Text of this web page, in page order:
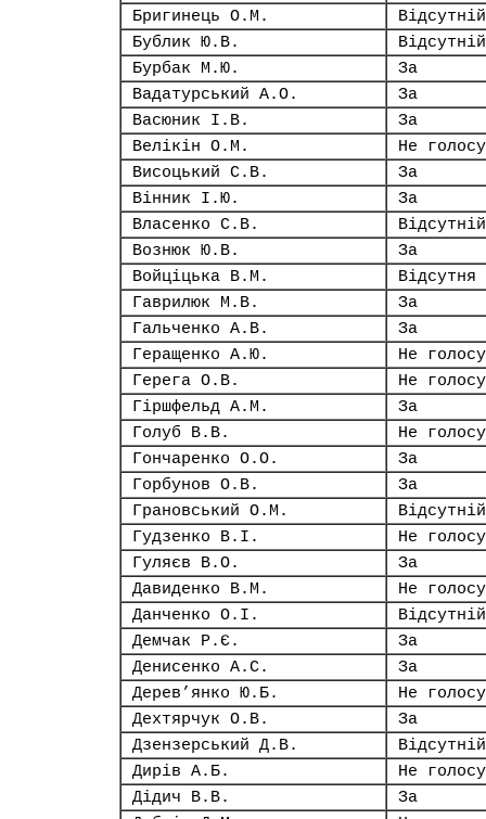
Бригинець О.М.
Відсутній
Бублик Ю.В.
Відсутній
Бурбак М.Ю.
За
Вадатурський А.О.
За
Васюник І.В.
За
Велікін О.М.
Не
Висоцький С.В.
За
Вінник І.Ю.
За
Власенко С.В.
Відсутній
Вознюк Ю.В.
За
Войціцька В.М.
Відсутня
Гаврилюк М.В.
За
Гальченко А.В.
За
Геращенко А.Ю.
Не
Герега О.В.
Не
Гіршфельд А.М.
За
Голуб В.В.
Не
Гончаренко О.О.
За
Горбунов О.В.
За
Грановський О.М.
Відсутній
Гудзенко В.І.
Не
Гуляєв В.О.
За
Давиденко В.М.
Не
Данченко О.І.
Відсутній
Демчак Р.Є.
За
Денисенко А.С.
За
Дерев’янко Ю.Б.
Не
Дехтярчук О.В.
За
Дзензерський Д.В.
Відсутній
Дирів А.Б.
Не
Дідич В.В.
За